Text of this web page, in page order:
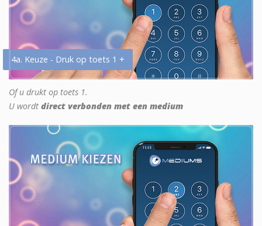
4a. Keuze - Druk op toets 1 +
Of u drukt op toets 1.
U wordt direct verbonden met een medium